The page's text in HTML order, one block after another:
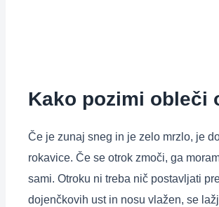
Kako pozimi obleči
Če je zunaj sneg in je zelo mrzlo, je
rokavice. Če se otrok zmoči, ga
sami. Otroku ni treba nič postavljati
dojenčkovih ust in nosu vlažen, se